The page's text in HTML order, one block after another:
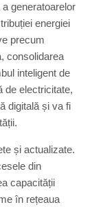
generatoarelor
energiei
precum
consolidarea
inteligent de
de electricitate,
digitală și va fi
și actualizate.
din
capacității
în rețeaua